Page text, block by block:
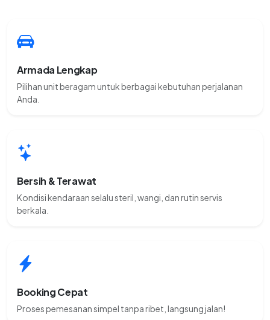
Armada Lengkap
Pilihan unit beragam untuk berbagai kebutuhan perjalanan
Anda.
Bersih & Terawat
Kondisi kendaraan selalu steril, wangi, dan rutin servis
berkala.
Booking Cepat
Proses pemesanan simpel tanpa ribet, langsung jalan!